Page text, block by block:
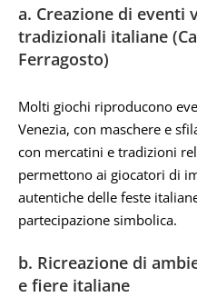
a. Creazione di eventi
tradizionali italiane
Ferragosto)
Molti giochi riproducono
Venezia, con maschere e
con mercatini e tradizioni
permettono ai giocatori di
autentiche delle feste
partecipazione simbolica.
b. Ricreazione di
e fiere italiane